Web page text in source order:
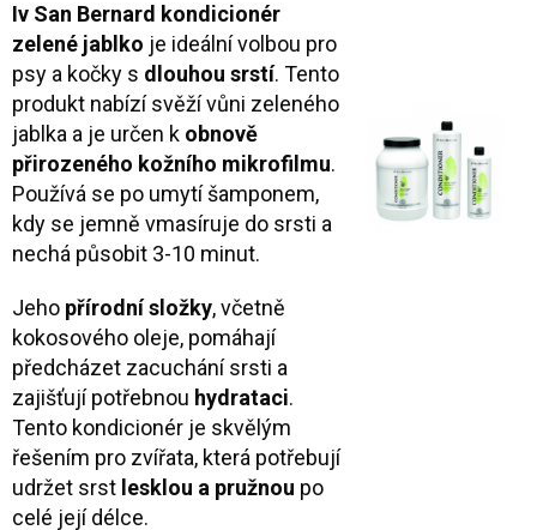
Iv San Bernard kondicionér
zelené jablko je ideální volbou pro
psy a kočky s dlouhou srstí. Tento
produkt nabízí svěží vůni zeleného
jablka a je určen k obnově
přirozeného kožního mikrofilmu.
Používá se po umytí šamponem,
kdy se jemně vmasíruje do srsti a
nechá působit 3-10 minut.
Jeho přírodní složky, včetně
kokosového oleje, pomáhají
předcházet zacuchání srsti a
zajišťují potřebnou hydrataci.
Tento kondicionér je skvělým
řešením pro zvířata, která potřebují
udržet srst lesklou a pružnou po
celé její délce.